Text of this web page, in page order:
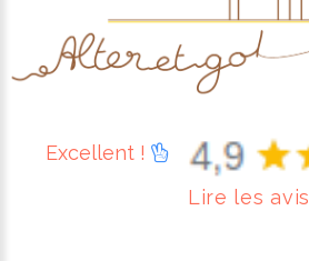
Excellent !
Lire les avis